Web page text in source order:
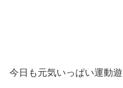
今日も元気いっぱい運動